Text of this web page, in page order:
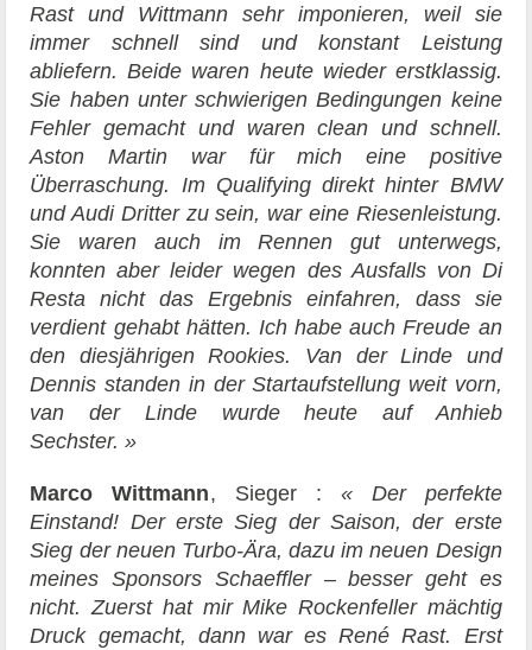
Rast und Wittmann sehr imponieren, weil sie
immer schnell sind und konstant Leistung
abliefern. Beide waren heute wieder erstklassig.
Sie haben unter schwierigen Bedingungen keine
Fehler gemacht und waren clean und schnell.
Aston Martin war für mich eine positive
Überraschung. Im Qualifying direkt hinter BMW
und Audi Dritter zu sein, war eine Riesenleistung.
Sie waren auch im Rennen gut unterwegs,
konnten aber leider wegen des Ausfalls von Di
Resta nicht das Ergebnis einfahren, dass sie
verdient gehabt hätten. Ich habe auch Freude an
den diesjährigen Rookies. Van der Linde und
Dennis standen in der Startaufstellung weit vorn,
van der Linde wurde heute auf Anhieb
Sechster. »
Marco Wittmann, Sieger : « Der perfekte
Einstand! Der erste Sieg der Saison, der erste
Sieg der neuen Turbo-Ära, dazu im neuen Design
meines Sponsors Schaeffler – besser geht es
nicht. Zuerst hat mir Mike Rockenfeller mächtig
Druck gemacht, dann war es René Rast. Erst